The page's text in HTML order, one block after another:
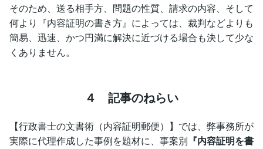
そのため、送る相手方、問題の性質、請求の内容、そして
何より『内容証明の書き方』によっては、裁判などよりも
簡易、迅速、かつ円満に解決に近づける場合も決して少な
くありません。
４ 記事のねらい
【行政書士の文書術（内容証明郵便）】では、弊事務所が
実際に代理作成した事例を題材に、事案別 『内容証明を書